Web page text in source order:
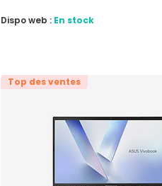
Dispo web : En stock
Top des ventes